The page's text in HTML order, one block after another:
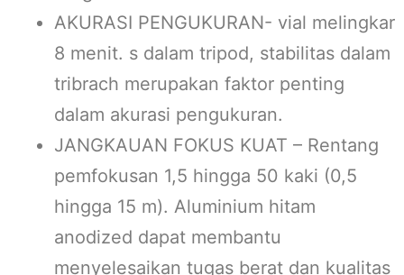
AKURASI PENGUKURAN- vial melingkar
8 menit. s dalam tripod, stabilitas dalam
tribrach merupakan faktor penting
dalam akurasi pengukuran.
JANGKAUAN FOKUS KUAT – Rentang
pemfokusan 1,5 hingga 50 kaki (0,5
hingga 15 m). Aluminium hitam
anodized dapat membantu
menyelesaikan tugas berat dan kualitas